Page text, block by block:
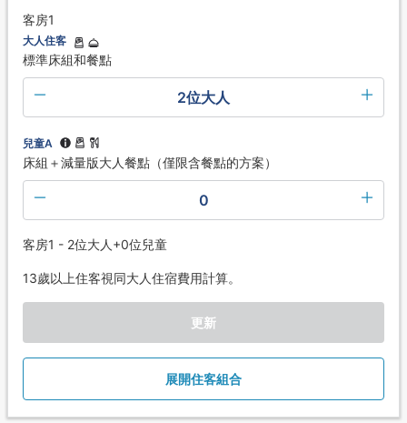
客房1
大人住客
標準床組和餐點
2位大人
兒童A
床組＋減量版大人餐點（僅限含餐點的方案）
0
客房1 - 2位大人+0位兒童
13歲以上住客視同大人住宿費用計算。
更新
展開住客組合